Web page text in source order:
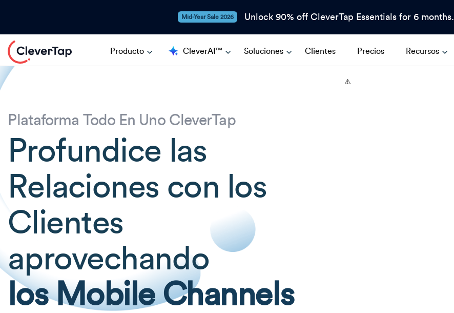
Mid-Year Sale 2026 Unlock 90% off CleverTap Essentials for 6 months.
Producto CleverAI™ Soluciones Clientes Precios Recursos
Plataforma Todo En Uno CleverTap
Profundice las
Relaciones con los
Clientes
aprovechando
los Mobile Channels